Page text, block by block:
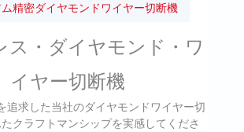
精密ダイヤモンドワイヤー切断機
ス・ダイヤモンド・ワ
イヤー切断機
追求した当社のダイヤモンドワイヤー切
クラフトマンシップを実感してくださ